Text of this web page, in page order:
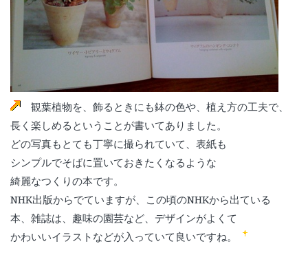
観葉植物を、飾るときにも鉢の色や、植え方の工夫で、
長く楽しめるということが書いてありました。
どの写真もとても丁寧に撮られていて、表紙も
シンプルでそばに置いておきたくなるような
綺麗なつくりの本です。
NHK出版からでていますが、この頃のNHKから出ている
本、雑誌は、趣味の園芸など、デザインがよくて
かわいいイラストなどが入っていて良いですね。